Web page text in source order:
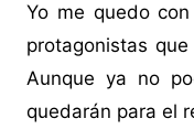
Yo me quedo
protagonistas
Aunque ya no
quedarán para el